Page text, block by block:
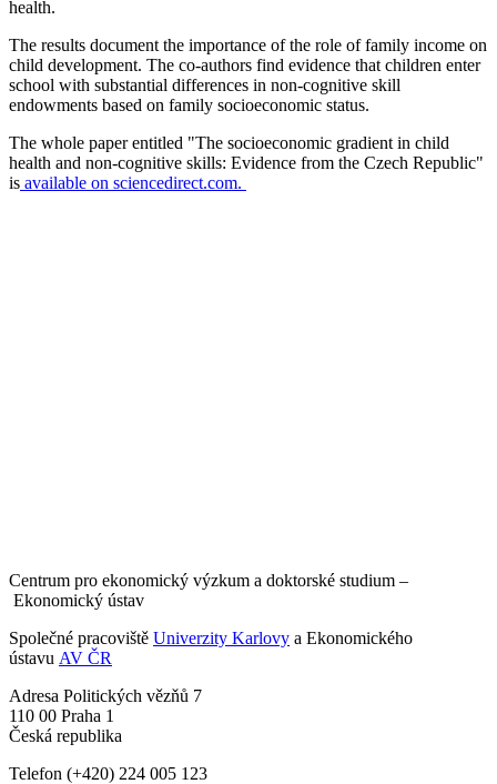
health.
The results document the importance of the role of family income on
child development. The co-authors find evidence that children enter
school with substantial differences in non-cognitive skill
endowments based on family socioeconomic status.
The whole paper entitled "The socioeconomic gradient in child
health and non-cognitive skills: Evidence from the Czech Republic"
is available on sciencedirect.com.
Centrum pro ekonomický výzkum a doktorské studium –
Ekonomický ústav
Společné pracoviště Univerzity Karlovy a Ekonomického
ústavu AV ČR
Adresa Politických vězňů 7
110 00 Praha 1
Česká republika
Telefon (+420) 224 005 123